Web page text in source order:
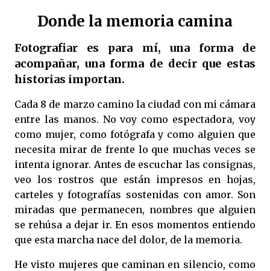
Donde la memoria camina
Fotografiar es para mí, una forma de
acompañar, una forma de decir que estas
historias importan.
Cada 8 de marzo camino la ciudad con mi cámara
entre las manos. No voy como espectadora, voy
como mujer, como fotógrafa y como alguien que
necesita mirar de frente lo que muchas veces se
intenta ignorar. Antes de escuchar las consignas,
veo los rostros que están impresos en hojas,
carteles y fotografías sostenidas con amor. Son
miradas que permanecen, nombres que alguien
se rehúsa a dejar ir. En esos momentos entiendo
que esta marcha nace del dolor, de la memoria.
He visto mujeres que caminan en silencio, como